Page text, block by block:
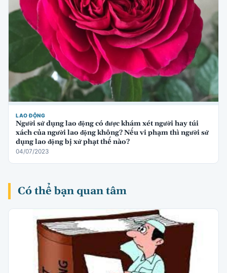
LAO ĐỘNG
Người sử dụng lao động có được khám xét người hay túi
xách của người lao động không? Nếu vi phạm thì người sử
dụng lao động bị xử phạt thế nào?
04/07/2023
Có thể bạn quan tâm